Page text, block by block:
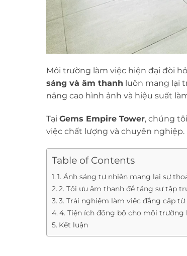
Môi trường làm việc hiện đại đòi
sáng và âm thanh luôn mang lại
nâng cao hình ảnh và hiệu suất
Tại Gems Empire Tower, chúng
việc chất lượng và chuyên nghiệp.
Table of Contents
1. Ánh sáng tự nhiên mang lại sự
2. Tối ưu âm thanh để tăng sự tập
3. Trải nghiệm làm việc đẳng cấp
4. Tiện ích đồng bộ cho môi trường
Kết luận